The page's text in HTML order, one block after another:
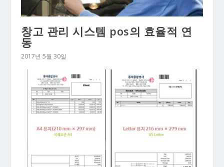
창고 관리 시스템 pos의 효율적 연
동
2017년 5월 30일